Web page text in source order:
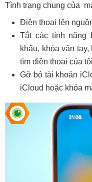
Tình trạng chung của
Điện thoại lên
Tắt các tính năng
khẩu, khóa vân
tìm điện thoại của
Gỡ bỏ tài khoản
iCloud hoặc khóa